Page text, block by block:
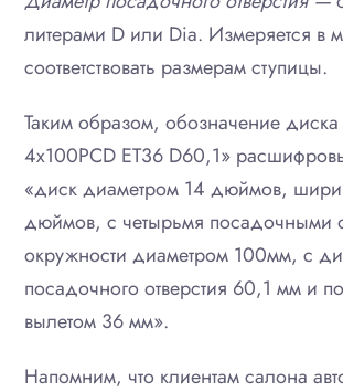
литерами D или Dia. Измеряется в
соответствовать размерам ступицы.
Таким образом, обозначение диска
4x100PCD ET36 D60,1»
«диск диаметром 14 дюймов,
дюймов, с четырьмя посадочными
окружности диаметром 100мм, с
посадочного отверстия 60,1 мм и
вылетом 36 мм».
Напомним, что клиентам салона